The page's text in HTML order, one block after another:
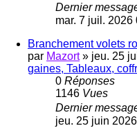
Dernier
mar. 7 juil. 2026
Branchement volets
par Mazort» jeu. 25
gaines, Tableaux,
0 Réponses
1146 Vues
Dernier
jeu. 25 juin